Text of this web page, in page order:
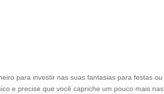
para investir nas suas fantasias para festas ou
e precise que você capriche um pouco mais nas